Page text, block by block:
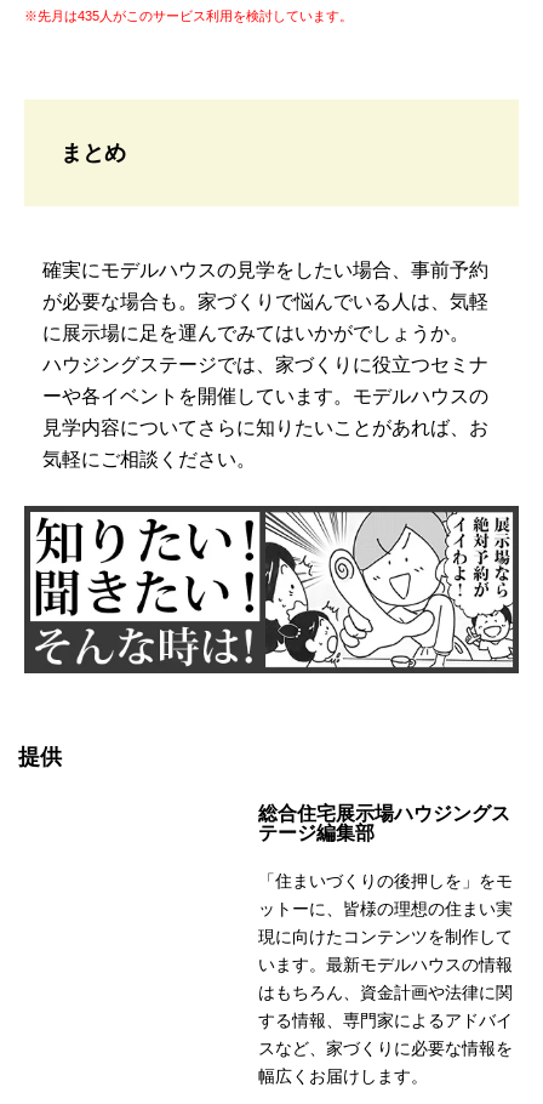
※先月は435人がこのサービス利用を検討しています。
まとめ
確実にモデルハウスの見学をしたい場合、事前予約
が必要な場合も。家づくりで悩んでいる人は、気軽
に展示場に足を運んでみてはいかがでしょうか。
ハウジングステージでは、家づくりに役立つセミナ
ーや各イベントを開催しています。モデルハウスの
見学内容についてさらに知りたいことがあれば、お
気軽にご相談ください。
提供
総合住宅展示場ハウジングス
テージ編集部
「住まいづくりの後押しを」をモ
ットーに、皆様の理想の住まい実
現に向けたコンテンツを制作して
います。最新モデルハウスの情報
はもちろん、資金計画や法律に関
する情報、専門家によるアドバイ
スなど、家づくりに必要な情報を
幅広くお届けします。